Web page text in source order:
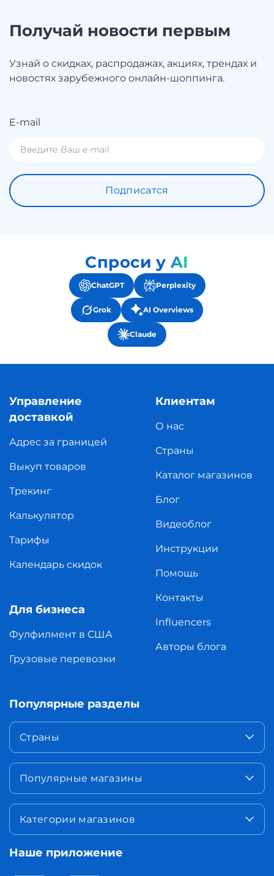
Получай новости первым
Узнай о скидках, распродажах, акциях, трендах и
новостях зарубежного онлайн-шоппинга.
E-mail
Подписатся
Спроси у AI
ChatGPT Perplexity
Grok AI Overviews
Claude
Управление
доставкой
Адрес за границей
Выкуп товаров
Трекинг
Калькулятор
Тарифы
Календарь скидок
Для бизнеса
Фулфилмент в США
Грузовые перевозки
Клиентам
О нас
Страны
Каталог магазинов
Блог
Видеоблог
Инструкции
Помощь
Контакты
Influencers
Авторы блога
Популярные разделы
Страны
Популярные магазины
Категории магазинов
Наше приложение